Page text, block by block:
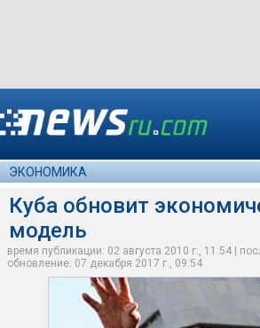
ЭКОНОМИКА
Куба обновит
модель
время публикации: 02 августа 2010 г., 11:54 |
обновление: 07 декабря 2017 г., 09:54